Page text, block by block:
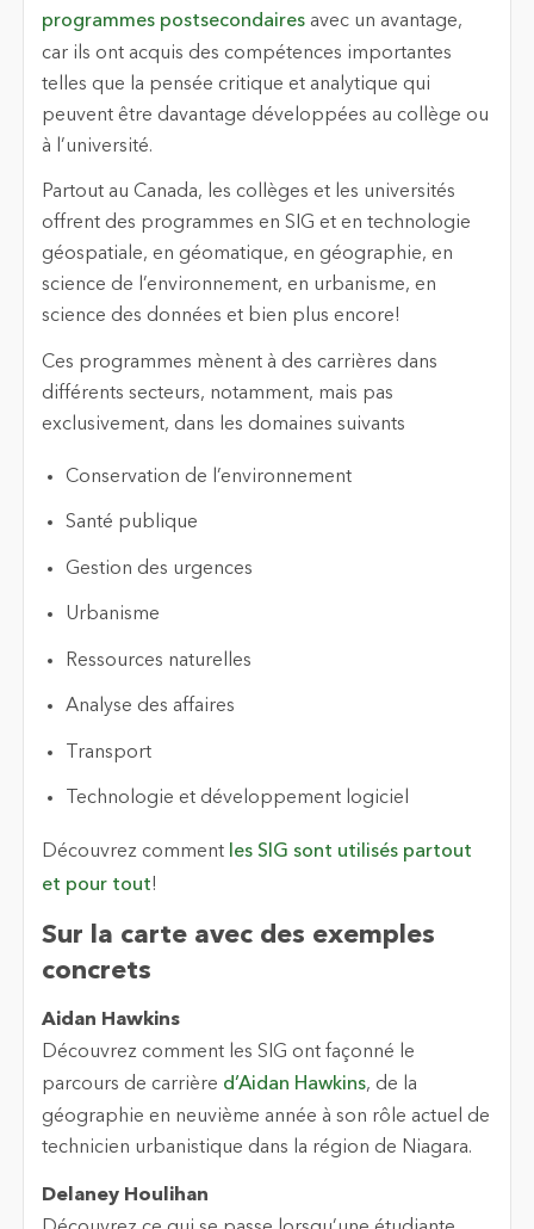
programmes postsecondairesavec un avantage,
car ils ont acquis des compétences importantes
telles que la pensée critique et analytique qui
peuvent être davantage développées au collège ou
à l’université.
Partout au Canada, les collèges et les universités
offrent des programmes en SIG et en technologie
géospatiale, en géomatique, en géographie, en
science de l’environnement, en urbanisme, en
science des données et bien plus encore!
Ces programmes mènent à des carrières dans
différents secteurs, notamment, mais pas
exclusivement, dans les domaines suivants
Conservation de l’environnement
Santé publique
Gestion des urgences
Urbanisme
Ressources naturelles
Analyse des affaires
Transport
Technologie et développement logiciel
Découvrez comment les SIG sont utilisés partout
et pour tout!
Sur la carte avec des exemples
concrets
Aidan Hawkins
Découvrez comment les SIG ont façonné le
parcours de carrière d’Aidan Hawkins, de la
géographie en neuvième année à son rôle actuel de
technicien urbanistique dans la région de Niagara.
Delaney Houlihan